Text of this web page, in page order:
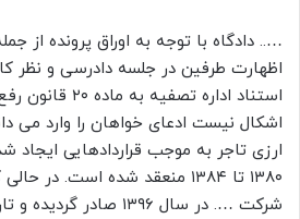
….. دادگاه با توجه به اوراق پرونده از
اظهارت طرفین در جلسه دادرسی و نظر
استناد اداره
ارزی تاجر به موجب قراردادهایی
۱۳۸۰ تا ۱۳۸۴ منعقد شده است.